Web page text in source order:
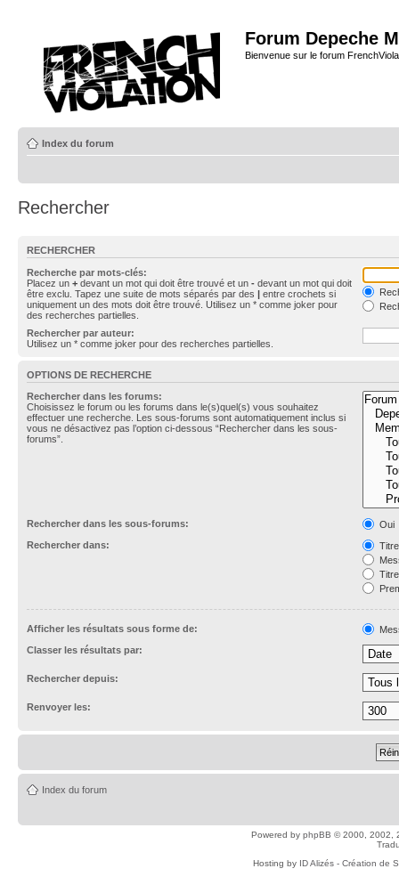
Forum Depeche
Bienvenue sur le forum
Index du forum
Rechercher
RECHERCHER
Recherche par mots-clés:
Placez un + devant un mot qui doit être trouvé et un - devant un mot qui doit
être exclu. Tapez une suite de mots séparés par des | entre crochets si
uniquement un des mots doit être trouvé. Utilisez un * comme joker pour
des recherches partielles.
Rechercher par auteur:
Utilisez un * comme joker pour des recherches partielles.
OPTIONS DE RECHERCHE
Rechercher dans les forums:
Choisissez le forum ou les forums dans le(s)quel(s) vous souhaitez
effectuer une recherche. Les sous-forums sont automatiquement inclus si
vous ne désactivez pas l’option ci-dessous “Rechercher dans les sous-
forums”.
Rechercher dans les sous-forums:
Oui
Rechercher dans:
Afficher les résultats sous forme de:
Classer les résultats par:
Rechercher depuis:
Renvoyer les:
Index du forum
Powered by phpBB © 2000, 2002,
Hosting by ID Alizés - Création de